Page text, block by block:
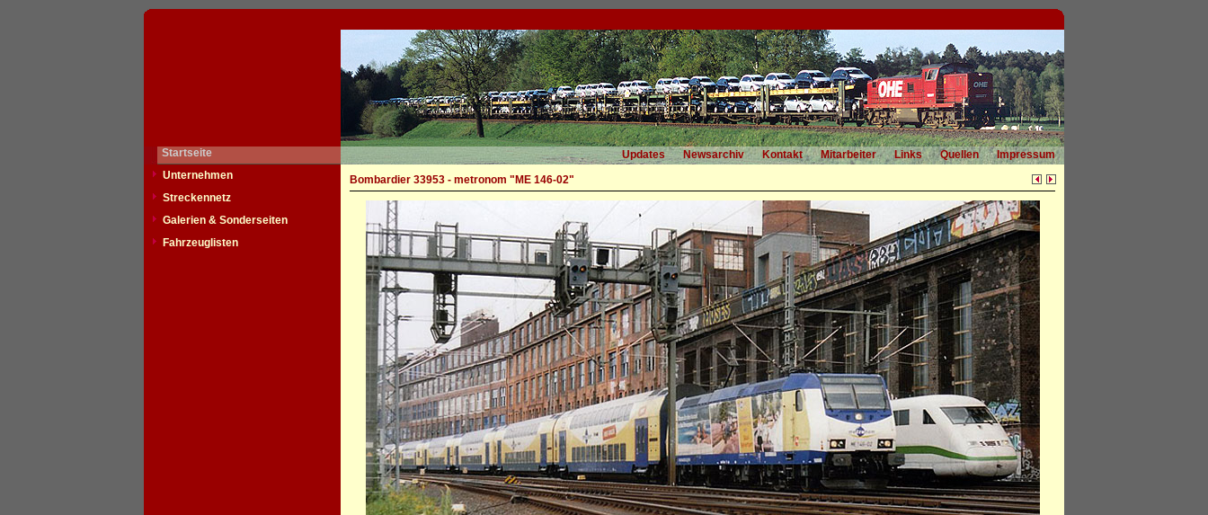
Startseite Updates Newsarchiv Kontakt Mitarbeiter Links Quellen
Impressum
Unternehmen
Streckennetz
Galerien & Sonderseiten
Fahrzeuglisten
Bombardier 33953 - metronom "ME 146-02"